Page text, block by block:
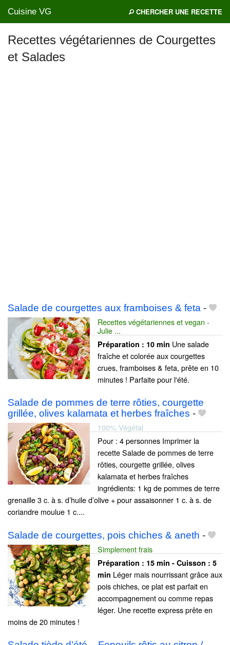
Cuisine VG CHERCHER UNE RECETTE
Recettes végétariennes de Courgettes
et Salades
Salade de courgettes aux framboises & feta -
Recettes végétariennes et vegan -
Julie ...
Préparation : 10 min Une salade
fraîche et colorée aux courgettes
crues, framboises & feta, prête en 10
minutes ! Parfaite pour l'été.
Salade de pommes de terre rôties, courgette
grillée, olives kalamata et herbes fraîches -
100% Végétal
Pour : 4 personnes Imprimer la
recette Salade de pommes de terre
rôties, courgette grillée, olives
kalamata et herbes fraîches
ingrédients: 1 kg de pommes de terre
grenaille 3 c. à s. d’huile d’olive + pour assaisonner 1 c. à s. de
coriandre moulue 1 c....
Salade de courgettes, pois chiches & aneth -
Simplement frais
Préparation : 15 min - Cuisson : 5
min Léger mais nourrissant grâce aux
pois chiches, ce plat est parfait en
accompagnement ou comme repas
léger. Une recette express prête en
moins de 20 minutes !